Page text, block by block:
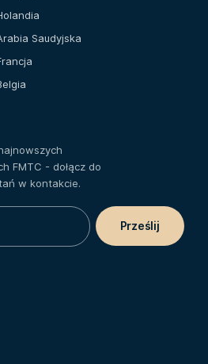
Saudyjska
FMTC - dołącz do
w kontakcie.